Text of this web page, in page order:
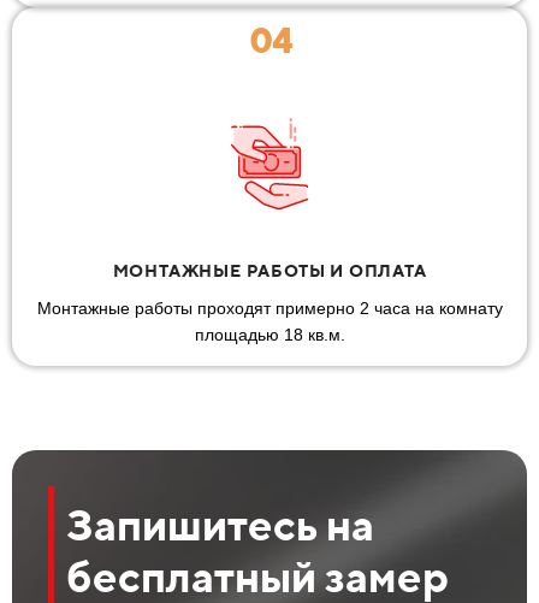
04
МОНТАЖНЫЕ РАБОТЫ И ОПЛАТА
Монтажные работы проходят примерно 2 часа на комнату
площадью 18 кв.м.
Запишитесь на
бесплатный замер